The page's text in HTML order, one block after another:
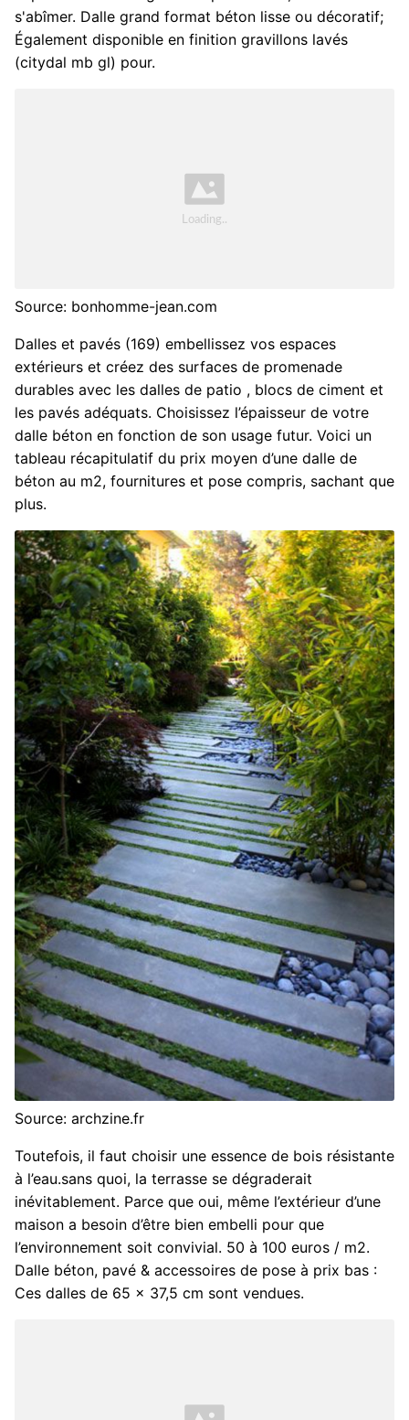
s'abîmer. Dalle grand format béton lisse ou décoratif;
Également disponible en finition gravillons lavés
(citydal mb gl) pour.
Source: bonhomme-jean.com
Dalles et pavés (169) embellissez vos espaces
extérieurs et créez des surfaces de promenade
durables avec les dalles de patio , blocs de ciment et
les pavés adéquats. Choisissez l’épaisseur de votre
dalle béton en fonction de son usage futur. Voici un
tableau récapitulatif du prix moyen d’une dalle de
béton au m2, fournitures et pose compris, sachant que
plus.
Source: archzine.fr
Toutefois, il faut choisir une essence de bois résistante
à l’eau.sans quoi, la terrasse se dégraderait
inévitablement. Parce que oui, même l’extérieur d’une
maison a besoin d’être bien embelli pour que
l’environnement soit convivial. 50 à 100 euros / m2.
Dalle béton, pavé & accessoires de pose à prix bas :
Ces dalles de 65 x 37,5 cm sont vendues.